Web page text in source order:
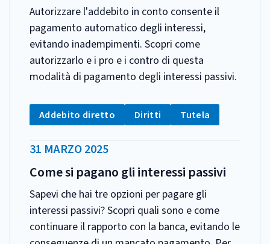
Autorizzare l'addebito in conto consente il
pagamento automatico degli interessi,
evitando inadempimenti. Scopri come
autorizzarlo e i pro e i contro di questa
modalità di pagamento degli interessi passivi.
CATEGORIA:
Tag:
Addebito diretto Tag:
Diritti Tag:
Tutela
DATA
PUBBLICAZIONE:
31 MARZO 2025
Come si pagano gli interessi passivi
Sapevi che hai tre opzioni per pagare gli
interessi passivi? Scopri quali sono e come
continuare il rapporto con la banca, evitando le